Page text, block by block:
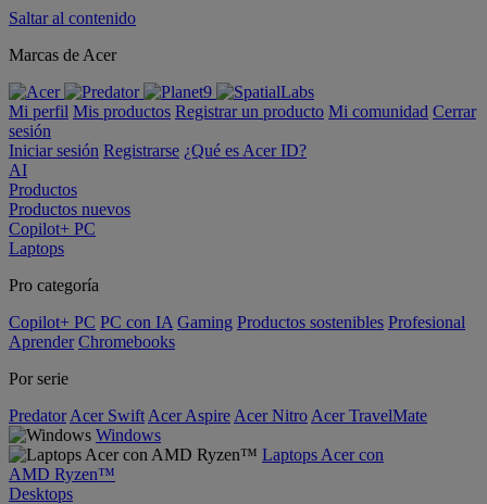
Saltar al contenido
Marcas de Acer
Mi perfil Mis productos Registrar un producto Mi comunidad Cerrar
sesión
Iniciar sesión Registrarse ¿Qué es Acer ID?
AI
Productos
Productos nuevos
Copilot+ PC
Laptops
Pro categoría
Copilot+ PC PC con IA Gaming Productos sostenibles Profesional
Aprender Chromebooks
Por serie
Predator Acer Swift Acer Aspire Acer Nitro Acer TravelMate
Windows
Laptops Acer con
AMD Ryzen™
Desktops